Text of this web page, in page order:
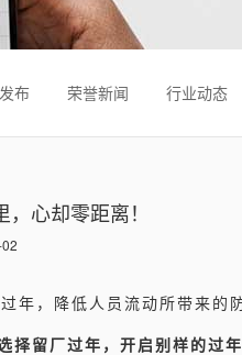
布 荣誉新闻 行业动态
心却零距离！
年，降低人员流动所带来的
择留厂过年，开启别样的过年